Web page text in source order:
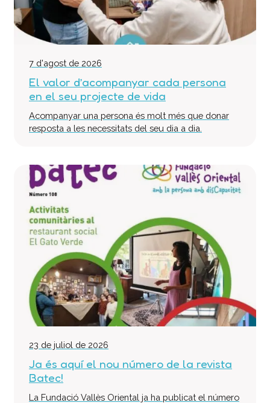
Equip multidisciplinari de suport
Col·labora
Voluntaris
Donacions
Projectes
Notícies
Contacte
7 d'agost de 2026
El valor d’acompanyar cada persona
en el seu projecte de vida
Acompanyar una persona és molt més que donar
resposta a les necessitats del seu dia a dia.
23 de juliol de 2026
Ja és aquí el nou número de la revista
Batec!
La Fundació Vallès Oriental ja ha publicat el número